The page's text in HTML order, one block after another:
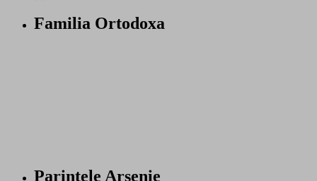
Familia Ortodoxa
Parintele Arsenie